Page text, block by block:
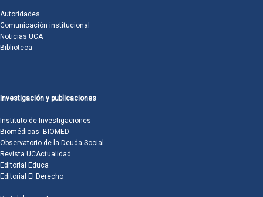
Autoridades
Comunicación institucional
Noticias UCA
Biblioteca
Investigación y publicaciones
Instituto de Investigaciones
Biomédicas -BIOMED
Observatorio de la Deuda Social
Revista UCActualidad
Editorial Educa
Editorial El Derecho